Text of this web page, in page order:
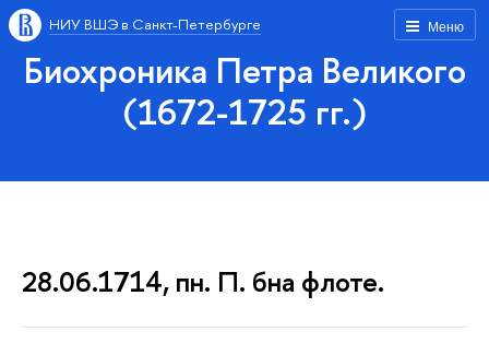
Меню
НИУ ВШЭ в Санкт-Петербурге
Биохроника Петра Великого
(1672-1725 гг.)
28.06.1714, пн. П. бна флоте.